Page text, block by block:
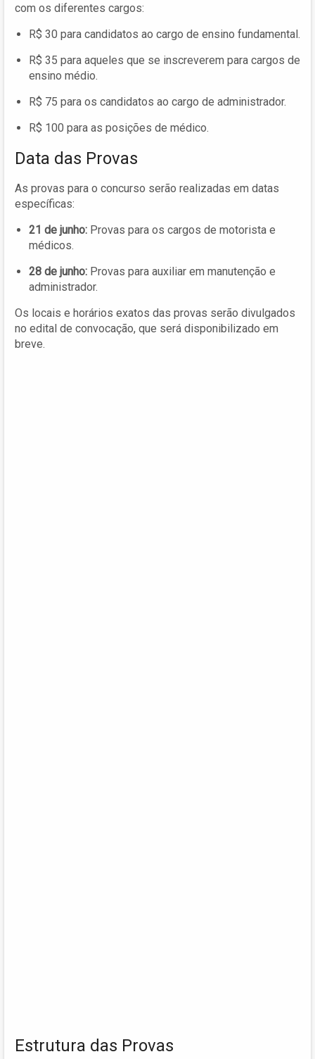
com os diferentes cargos:
R$ 30 para candidatos ao cargo de ensino fundamental.
R$ 35 para aqueles que se inscreverem para cargos de
ensino médio.
R$ 75 para os candidatos ao cargo de administrador.
R$ 100 para as posições de médico.
Data das Provas
As provas para o concurso serão realizadas em datas
específicas:
21 de junho: Provas para os cargos de motorista e
médicos.
28 de junho: Provas para auxiliar em manutenção e
administrador.
Os locais e horários exatos das provas serão divulgados
no edital de convocação, que será disponibilizado em
breve.
Estrutura das Provas